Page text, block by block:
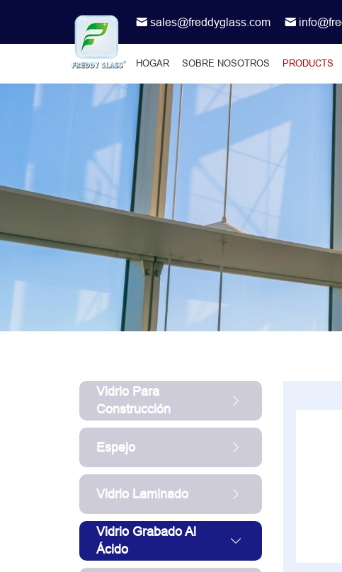
sales@freddyglass.com
HOGAR SOBRE NOSOTROS PRODUCTS
Vidrio Para
Construcción
Espejo
Vidrio Laminado
Vidrio Grabado Al
Ácido